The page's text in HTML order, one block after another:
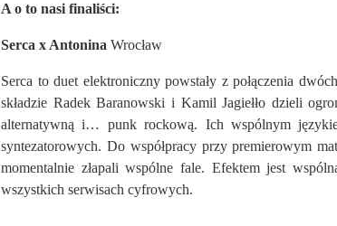
A o to nasi finaliści:
Serca x Antonina Wrocław
Serca to duet elektroniczny powstały z połączenia
składzie Radek Baranowski i Kamil Jagiełło dzieli
alternatywną i… punk rockową. Ich wspólnym
syntezatorowych. Do współpracy przy premierowym
momentalnie złapali wspólne fale. Efektem jest
wszystkich serwisach cyfrowych.